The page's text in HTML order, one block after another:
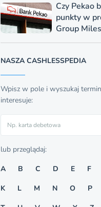
Czy Pekao
punkty w
Group
NASZA CASHLESSPEDIA
Wpisz w pole i wyszukaj
interesuje:
lub przeglądaj:
A
B C D E F
K
L M N O P